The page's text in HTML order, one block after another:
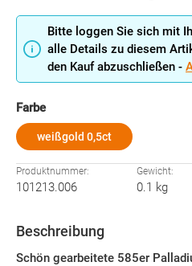
Bitte loggen Sie sich mit
alle Details zu diesem
den Kauf abzuschließen -
Farbeauswählen
weißgold 0,5ct
Produktnummer:
101213.006
Gewicht:
0.1 kg
Beschreibung
Schön gearbeitete 585er